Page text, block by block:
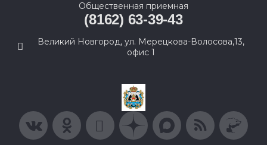
Общественная приемная
(8162) 63-39-43
Великий Новгород, ул. Мерецкова-Волосова,13,
офис 1